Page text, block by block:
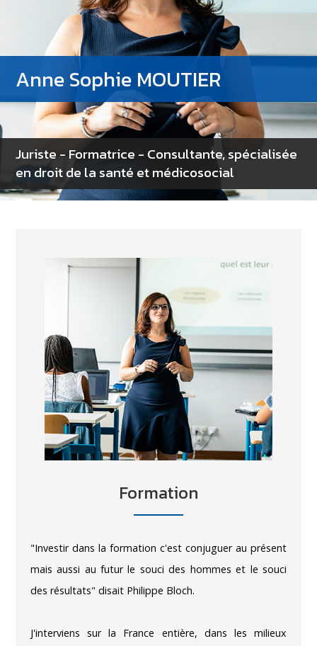
Anne Sophie MOUTIER
Juriste - Formatrice - Consultante, spécialisée
en droit de la santé et médicosocial
Formation
"Investir dans la formation c'est conjuguer au présent
mais aussi au futur le souci des hommes et le souci
des résultats" disait Philippe Bloch.
J'interviens sur la France entière, dans les milieux